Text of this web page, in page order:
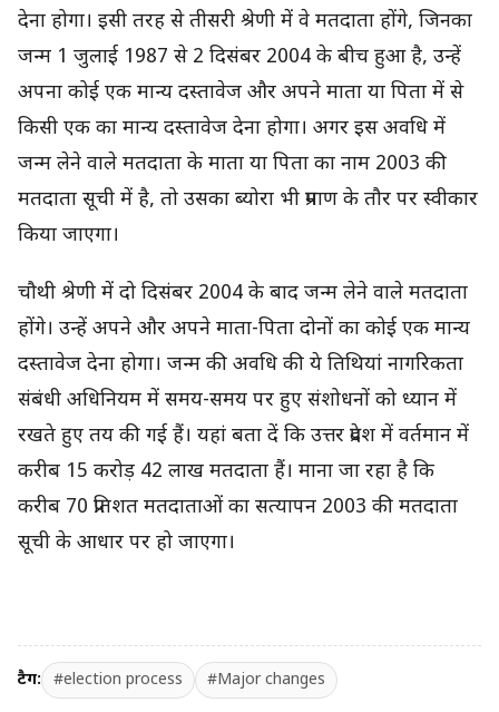
देना होगा। इसी तरह से तीसरी श्रेणी में वे मतदाता होंगे, जिनका
जन्म 1 जुलाई 1987 से 2 दिसंबर 2004 के बीच हुआ है, उन्हें
अपना कोई एक मान्य दस्तावेज और अपने माता या पिता में से
किसी एक का मान्य दस्तावेज देना होगा। अगर इस अवधि में
जन्म लेने वाले मतदाता के माता या पिता का नाम 2003 की
मतदाता सूची में है, तो उसका ब्योरा भी प्रमाण के तौर पर स्वीकार
किया जाएगा।
चौथी श्रेणी में दो दिसंबर 2004 के बाद जन्म लेने वाले मतदाता
होंगे। उन्हें अपने और अपने माता-पिता दोनों का कोई एक मान्य
दस्तावेज देना होगा। जन्म की अवधि की ये तिथियां नागरिकता
संबंधी अधिनियम में समय-समय पर हुए संशोधनों को ध्यान में
रखते हुए तय की गई हैं। यहां बता दें कि उत्तर प्रदेश में वर्तमान में
करीब 15 करोड़ 42 लाख मतदाता हैं। माना जा रहा है कि
करीब 70 प्रतिशत मतदाताओं का सत्यापन 2003 की मतदाता
सूची के आधार पर हो जाएगा।
टैग: #election process #Major changes